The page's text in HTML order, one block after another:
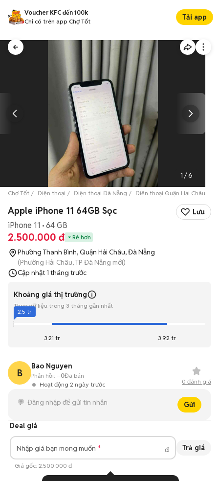
Voucher KFC đến 100k
Chỉ có trên app Chợ Tốt
Tải app
1 /6
Chợ Tốt Điện thoại Điện thoại Đà Nẵng Điện thoại Quận Hải Châu
Apple iPhone 11 64GB Sọc Lưu
iPhone 11 64 GB
2.500.000 đ Rẻ hơn
Phường Thanh Bình, Quận Hải Châu, Đà Nẵng
(Phường Hải Châu, TP Đà Nẵng mới)
Cập nhật1 tháng trước
Khoảng giá thị trường
Theo dữ liệu trong 3 tháng gần nhất
3.21 tr 3.92 tr
2.5 tr
B
Bao Nguyen
Hoạt động 2 ngày trước
Phản hồi: --0Đã bán
0 đánh giá
Gửi
Deal giá
Nhập giá bạn mong muốn đ Trả giá
Giá gốc: 2.500.000 đ